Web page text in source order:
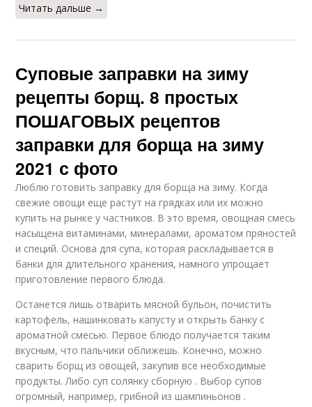
Читать дальше →
Суповые заправки на зиму
рецепты борщ. 8 простых
ПОШАГОВЫХ рецептов
заправки для борща на зиму
2021 с фото
Люблю готовить заправку для борща на зиму. Когда
свежие овощи еще растут на грядках или их можно
купить на рынке у частников. В это время, овощная смесь
насыщена витаминами, минералами, ароматом пряностей
и специй. Основа для супа, которая раскладывается в
банки для длительного хранения, намного упрощает
приготовление первого блюда.
Останется лишь отварить мясной бульон, почистить
картофель, нашинковать капусту и открыть банку с
ароматной смесью. Первое блюдо получается таким
вкусным, что пальчики оближешь. Конечно, можно
сварить борщ из овощей, закупив все необходимые
продукты. Либо суп солянку сборную . Выбор супов
огромный, например, грибной из шампиньонов .